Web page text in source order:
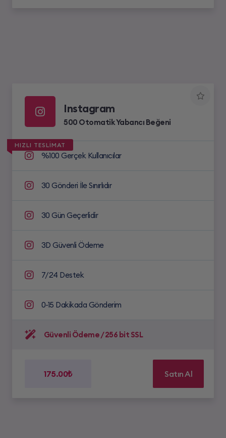
Instagram
500 Otomatik Yabancı Beğeni
HIZLI TESLİMAT
%100 Gerçek Kullanıcılar
30 Gönderi İle Sınırlıdır
30 Gün Geçerlidir
3D Güvenli Ödeme
7/24 Destek
0-15 Dakikada Gönderim
Güvenli Ödeme / 256 bit SSL
175.00₺ Satın Al